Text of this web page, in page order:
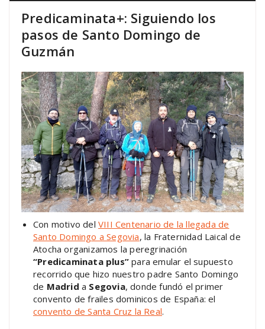
Predicaminata+: Siguiendo los
pasos de Santo Domingo de
Guzmán
Con motivo del VIII Centenario de la llegada de
Santo Domingo a Segovia, la Fraternidad Laical de
Atocha organizamos la peregrinación
“Predicaminata plus” para emular el supuesto
recorrido que hizo nuestro padre Santo Domingo
de Madrid a Segovia, donde fundó el primer
convento de frailes dominicos de España: el
convento de Santa Cruz la Real.